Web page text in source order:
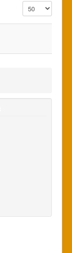
Cantidad a